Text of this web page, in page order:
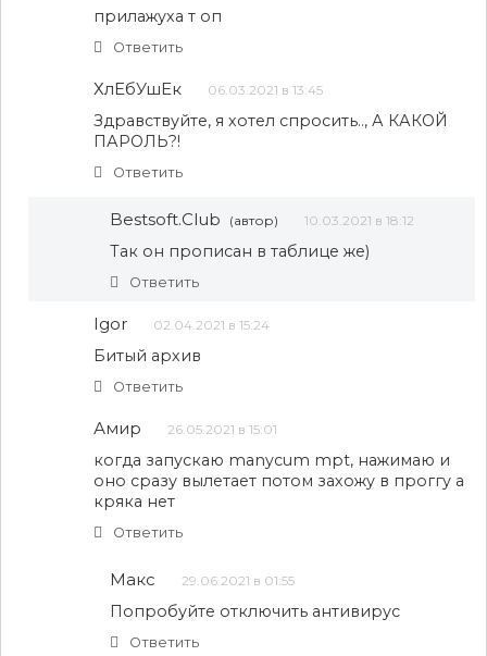
прилажуха т оп
Ответить
ХлЕбУшЕк 06.03.2021 в 13:45
Здравствуйте, я хотел спросить.., А КАКОЙ
ПАРОЛЬ?!
Ответить
Bestsoft.Club (автор) 10.03.2021 в 18:12
Так он прописан в таблице же)
Ответить
Igor 02.04.2021 в 15:24
Битый архив
Ответить
Амир 26.05.2021 в 15:01
когда запускаю manycum mpt, нажимаю и
оно сразу вылетает потом захожу в проггу а
кряка нет
Ответить
Макс 29.06.2021 в 01:55
Попробуйте отключить антивирус
Ответить